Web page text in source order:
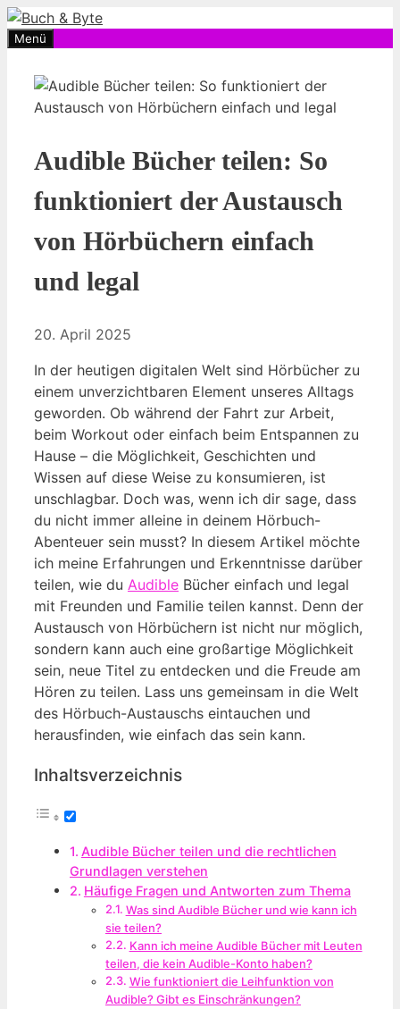
Zum
Inhalt
Menü
Audible Bücher teilen: So
funktioniert der Austausch
von Hörbüchern einfach
und legal
20. April 2025
In der heutigen digitalen Welt sind Hörbücher zu
einem unverzichtbaren Element unseres Alltags
geworden. Ob während der Fahrt zur Arbeit,
beim Workout oder einfach beim Entspannen zu
Hause – die Möglichkeit, Geschichten und
Wissen auf diese Weise zu konsumieren, ist
unschlagbar. Doch was, wenn ich dir sage, dass
du nicht immer alleine in deinem Hörbuch-
Abenteuer sein musst? In diesem Artikel möchte
ich meine Erfahrungen und Erkenntnisse darüber
teilen, wie du Audible Bücher einfach und legal
mit Freunden und Familie teilen kannst. Denn der
Austausch von Hörbüchern ist nicht nur möglich,
sondern kann auch eine großartige Möglichkeit
sein, neue Titel zu entdecken und die Freude am
Hören zu teilen. Lass uns gemeinsam in die Welt
des Hörbuch-Austauschs eintauchen und
herausfinden, wie einfach das sein kann.
Inhaltsverzeichnis
Audible Bücher teilen und die rechtlichen
Grundlagen verstehen
Häufige Fragen und Antworten zum Thema
Was sind Audible Bücher und wie kann ich
sie teilen?
Kann ich meine Audible Bücher mit Leuten
teilen, die kein Audible-Konto haben?
Wie funktioniert die Leihfunktion von
Audible? Gibt es Einschränkungen?